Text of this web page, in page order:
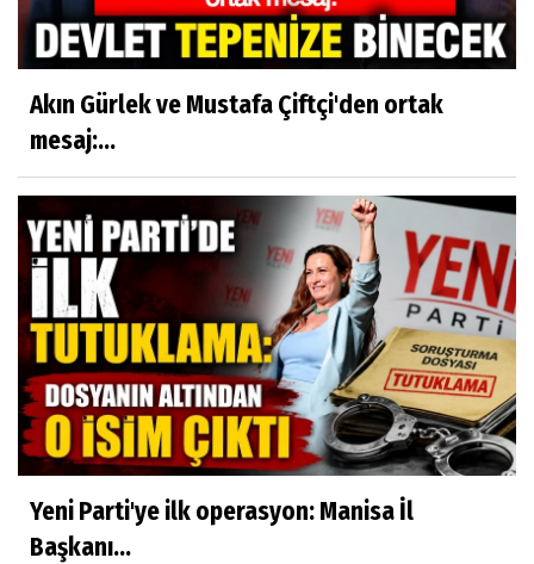
Akın Gürlek ve Mustafa Çiftçi'den ortak
mesaj:...
Yeni Parti'ye ilk operasyon: Manisa İl
Başkanı...